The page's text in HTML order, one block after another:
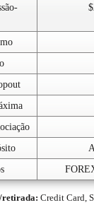
retirada: Credit Card,